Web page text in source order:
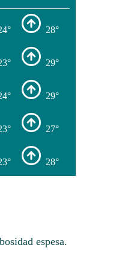
28°
29°
29°
27°
28°
espesa.